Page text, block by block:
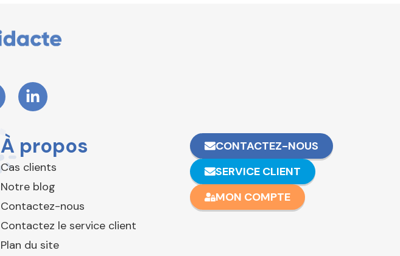
À propos
Cas clients
Notre blog
Contactez-nous
Contactez le service client
Plan du site
CONTACTEZ-NOUS
SERVICE CLIENT
MON COMPTE